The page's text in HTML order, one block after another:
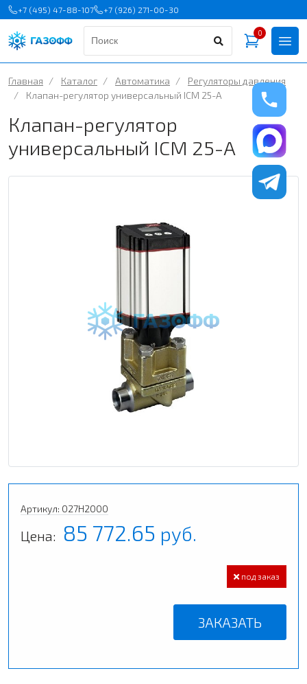
+7 (495) 47-88-107 +7 (926) 271-00-30
0
Главная / Каталог / Автоматика /
Регуляторы давления
/
Клапан-регулятор универсальный ICM 25-A
Клапан-регулятор
универсальный ICM 25-A
Артикул: 027H2000
Цена: 85 772.65 руб.
под заказ
ЗАКАЗАТЬ